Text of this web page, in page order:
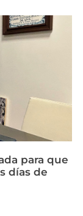
para que
días de